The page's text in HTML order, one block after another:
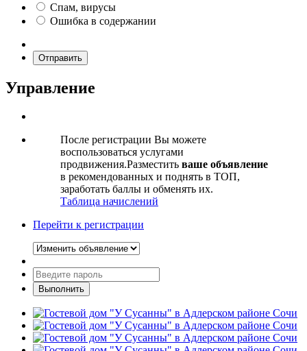
Спам, вирусы
Ошибка в содержании
Отправить
Управление
После регистрации Вы можете
воспользоваться услугами
продвижения.Разместить ваше объявление
в рекомендованных и поднять в ТОП,
заработать баллы и обменять их.
Таблица начислений
Перейти к регистрации